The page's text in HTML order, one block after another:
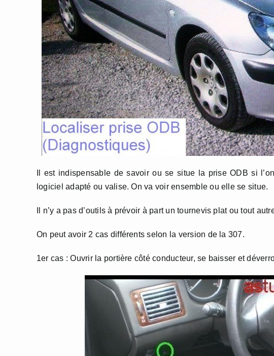
Il est indispensable de savoir ou se situe la prise ODB si
logiciel adapté ou valise. On va voir ensemble ou elle se situe.
Il n’y a pas d’outils à prévoir à part un tournevis plat ou tout
On peut avoir 2 cas différents selon la version de la 307.
1er cas : Ouvrir la portière côté conducteur, se baisser et